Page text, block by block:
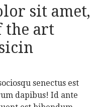
sit amet,
the art
senectus est
dapibus! Id ante